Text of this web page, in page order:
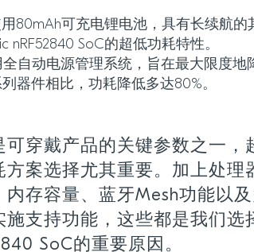
用80mAh可充电锂电池，具有长续航的
nRF52840 SoC的超低功耗特性。
全自动电源管理系统，旨在最大限度地
列器件相比，功耗降低多达80%。
可穿戴产品的关键参数之一，
方案选择尤其重要。加上处理
内存容量、蓝牙Mesh功能以及
施支持功能，这些都是我们选
SoC的重要原因。